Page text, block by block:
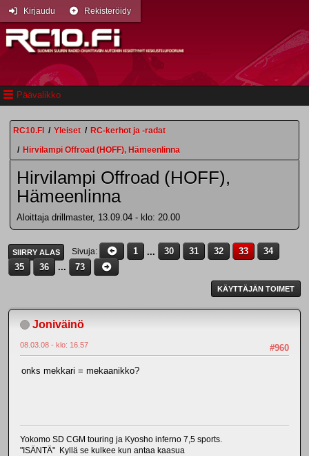
Päävalikko
Kirjaudu Rekisteröidy
RC10.FI / Yleiset / RC-kerhot ja -radat
/ Hirvilampi Offroad (HOFF), Hämeenlinna
Hirvilampi Offroad (HOFF),
Hämeenlinna
Aloittaja drillmaster, 13.09.04 - klo: 20.00
SIIRRY ALAS Sivuja 1 ... 30 31 32 33
34
35
36 ... 73
KÄYTTÄJÄN TOIMET
Joniväinö
#960
08.03.08 - klo: 16.57
onks mekkari = mekaanikko?
Yokomo SD CGM touring ja Kyosho inferno 7,5 sports.
"ISÄNTÄ" Kyllä se kulkee kun antaa kaasua